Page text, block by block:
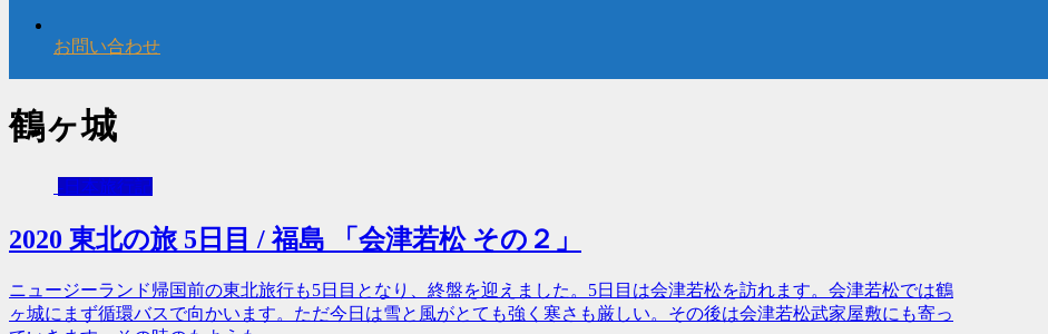
お問い合わせ
鶴ヶ城
-日本旅行記
2020 東北の旅 5日目 / 福島 「会津若松 その２」
ニュージーランド帰国前の東北旅行も5日目となり、終盤を迎えました。5日目は会津若松を訪れます。会津若松では鶴
ヶ城にまず循環バスで向かいます。ただ今日は雪と風がとても強く寒さも厳しい。その後は会津若松武家屋敷にも寄っ